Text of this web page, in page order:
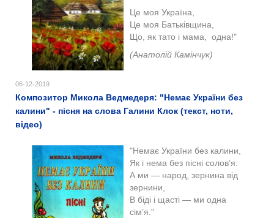
Це моя Україна,
Це моя Батьківщина,
Що, як тато і мама, одна!"
(Анатолій Камінчук)
06-12-2019
Композитор Микола Ведмедеря: "Немає України без
калини" - пісня на слова Галини Клок (текст, ноти,
відео)
"Немає України без калини,
Як і нема без пісні солов’я:
А ми — народ, зернина від
зернини,
В біді і щасті — ми одна
сім’я."